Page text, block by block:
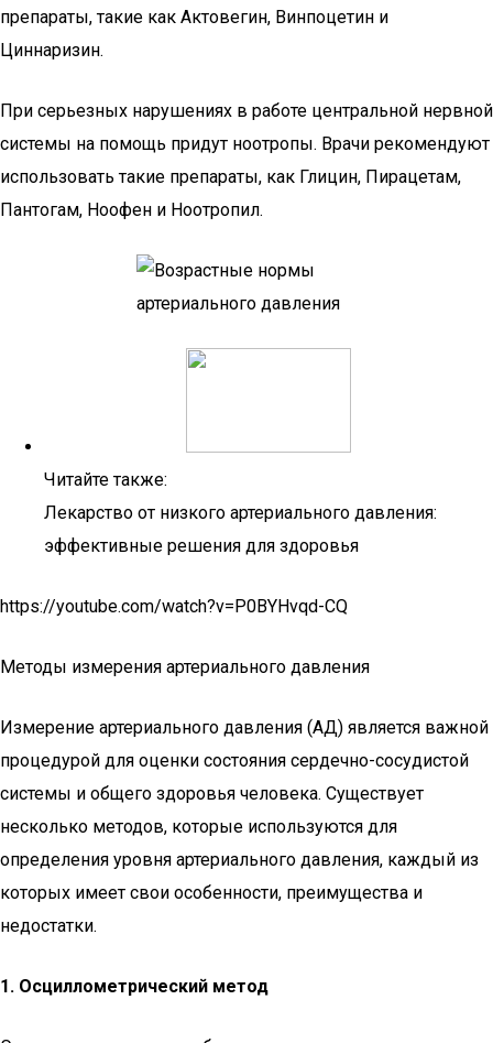
препараты, такие как Актовегин, Винпоцетин и
Циннаризин.
При серьезных нарушениях в работе центральной нервной
системы на помощь придут ноотропы. Врачи рекомендуют
использовать такие препараты, как Глицин, Пирацетам,
Пантогам, Ноофен и Ноотропил.
Читайте также:
Лекарство от низкого артериального давления:
эффективные решения для здоровья
https://youtube.com/watch?v=P0BYHvqd-CQ
Методы измерения артериального давления
Измерение артериального давления (АД) является важной
процедурой для оценки состояния сердечно-сосудистой
системы и общего здоровья человека. Существует
несколько методов, которые используются для
определения уровня артериального давления, каждый из
которых имеет свои особенности, преимущества и
недостатки.
1. Осциллометрический метод